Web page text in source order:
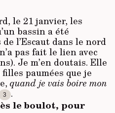
le 21 janvier, les
bassin a été
l’Escaut dans le nord
pas fait le lien avec
Je m’en doutais. Elle
paumées que je
quand je vais boire mon
3 .
le boulot, pour